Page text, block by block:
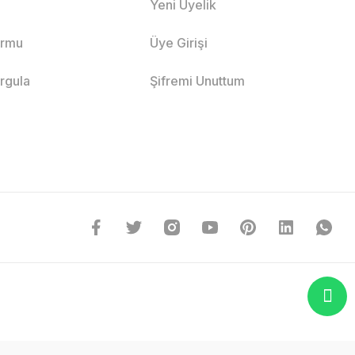
Yeni Üyelik
Üye Girişi
Şifremi Unuttum